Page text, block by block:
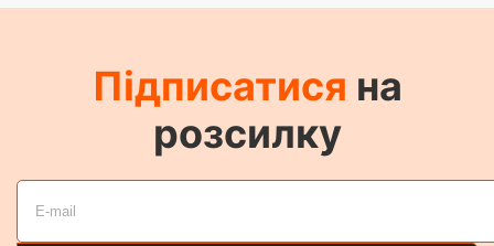
Підписатися на
розсилку